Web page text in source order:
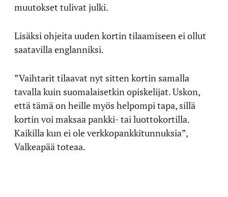
muutokset tulivat julki.
Lisäksi ohjeita uuden kortin tilaamiseen ei ollut
saatavilla englanniksi.
”Vaihtarit tilaavat nyt sitten kortin samalla
tavalla kuin suomalaisetkin opiskelijat. Uskon,
että tämä on heille myös helpompi tapa, sillä
kortin voi maksaa pankki- tai luottokortilla.
Kaikilla kun ei ole verkkopankkitunnuksia”,
Valkeapää toteaa.